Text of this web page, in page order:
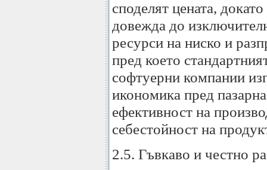
споделят цената,
довежда до
ресурси на ниско и
пред което
софтуерни компании
икономика пред
ефективност на
себестойност на
2.5. Гъвкаво и честно